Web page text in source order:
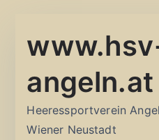
Inhalt
angeln.at
Heeressportverein
Wiener Neustadt